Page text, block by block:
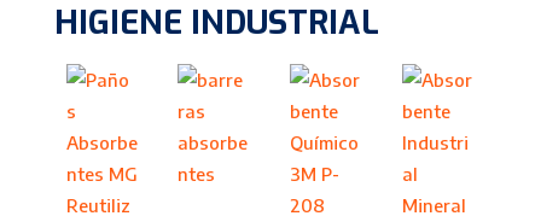
HIGIENE INDUSTRIAL